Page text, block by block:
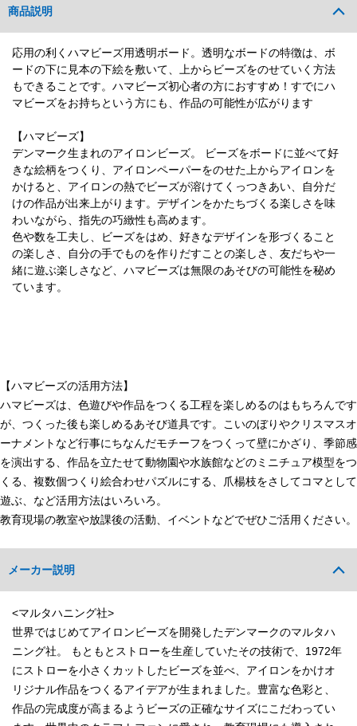
商品説明
応用の利くハマビーズ用透明ボード。透明なボードの特徴は、ボ
ードの下に見本の下絵を敷いて、上からビーズをのせていく方法
もできることです。ハマビーズ初心者の方におすすめ！すでにハ
マビーズをお持ちという方にも、作品の可能性が広がります
【ハマビーズ】
デンマーク生まれのアイロンビーズ。 ビーズをボードに並べて好
きな絵柄をつくり、アイロンペーパーをのせた上からアイロンを
かけると、アイロンの熱でビーズが溶けてくっつきあい、自分だ
けの作品が出来上がります。デザインをかたちづくる楽しさを味
わいながら、指先の巧緻性も高めます。
色や数を工夫し、ビーズをはめ、好きなデザインを形づくること
の楽しさ、自分の手でものを作りだすことの楽しさ、友だちや一
緒に遊ぶ楽しさなど、ハマビーズは無限のあそびの可能性を秘め
ています。
【ハマビーズの活用方法】
ハマビーズは、色遊びや作品をつくる工程を楽しめるのはもちろんです
が、つくった後も楽しめるあそび道具です。こいのぼりやクリスマスオ
ーナメントなど行事にちなんだモチーフをつくって壁にかざり、季節感
を演出する、作品を立たせて動物園や水族館などのミニチュア模型をつ
くる、複数個つくり絵合わせパズルにする、爪楊枝をさしてコマとして
遊ぶ、など活用方法はいろいろ。
教育現場の教室や放課後の活動、イベントなどでぜひご活用ください。
メーカー説明
<マルタハニング社>
世界ではじめてアイロンビーズを開発したデンマークのマルタハ
ニング社。 もともとストローを生産していたその技術で、1972年
にストローを小さくカットしたビーズを並べ、アイロンをかけオ
リジナル作品をつくるアイデアが生まれました。豊富な色彩と、
作品の完成度が高まるようビーズの正確なサイズにこだわってい